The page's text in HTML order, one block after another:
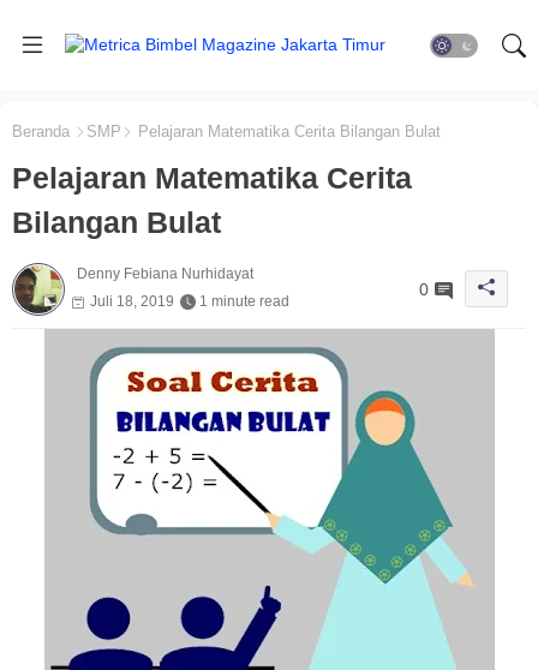
Beranda SMP Pelajaran Matematika Cerita Bilangan Bulat
Pelajaran Matematika Cerita
Bilangan Bulat
Denny Febiana Nurhidayat
Juli 18, 2019
1 minute read
0